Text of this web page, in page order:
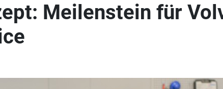
Meilenstein für